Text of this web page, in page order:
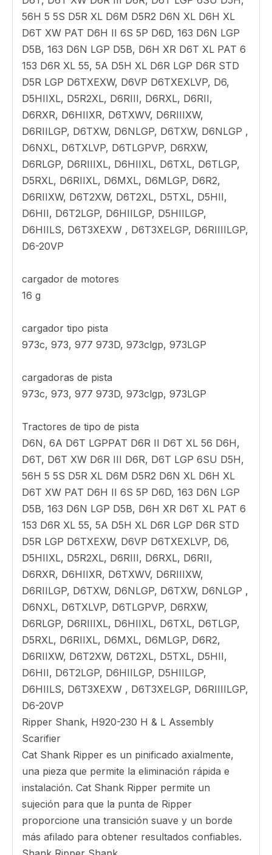
Descripción del producto
9J8923 Dozer y cargador Curved Ripper Shank
Parámetro
Caterpillar estilo Curved Ripper Shank, toma un
diente de destripador 6Y0359
Peso 125 lb / 56.7 kg
Modelos compatibles
Tractor de tipo de pista
D6N, 6A D6T LGPPAT D6R II D6T XL 56 D6H,
D6T, D6T XW D6R III D6R, D6T LGP 6SU D5H,
56H 5 5S D5R XL D6M D5R2 D6N XL D6H XL
D6T XW PAT D6H II 6S 5P D6D, 163 D6N LGP
D5B, 163 D6N LGP D5B, D6H XR D6T XL PAT 6
153 D6R XL 55, 5A D5H XL D6R LGP D6R STD
D5HIIXL, D5R2XL, D6RIII, D6RXL, D6RII,
D6RXR, D6HIIXR, D6TXWV, D6RIIIXW,
D6NXL, D6TXLVP, D6TLGPVP, D6RXW,
D6RLGP, D6RIIIXL, D6HIIXL, D6TXL, D6TLGP,
D6RIIXW, D6T2XW, D6T2XL, D5TXL, D5HII,
D6HII, D6T2LGP, D6HIILGP, D5HIILGP,
D6-20VP
cargador de motores
16 g
cargador tipo pista
973c, 973, 977 973D, 973clgp, 973LGP
cargadoras de pista
973c, 973, 977 973D, 973clgp, 973LGP
Tractores de tipo de pista
D6N, 6A D6T LGPPAT D6R II D6T XL 56 D6H,
D6T, D6T XW D6R III D6R, D6T LGP 6SU D5H,
56H 5 5S D5R XL D6M D5R2 D6N XL D6H XL
D6T XW PAT D6H II 6S 5P D6D, 163 D6N LGP
D5B, 163 D6N LGP D5B, D6H XR D6T XL PAT 6
153 D6R XL 55, 5A D5H XL D6R LGP D6R STD
D5R LGP D6TXEXW, D6VP D6TXEXLVP, D6,
D5HIIXL, D5R2XL, D6RIII, D6RXL, D6RII,
D6RXR, D6HIIXR, D6TXWV, D6RIIIXW,
D6RIILGP, D6TXW, D6NLGP, D6TXW, D6NLGP ,
D6NXL, D6TXLVP, D6TLGPVP, D6RXW,
D6RLGP, D6RIIIXL, D6HIIXL, D6TXL, D6TLGP,
D5RXL, D6RIIXL, D6MXL, D6MLGP, D6R2,
D6RIIXW, D6T2XW, D6T2XL, D5TXL, D5HII,
D6HII, D6T2LGP, D6HIILGP, D5HIILGP,